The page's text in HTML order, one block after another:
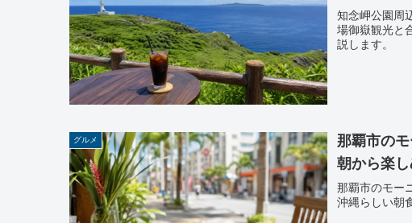
知念岬公園周
場御嶽観光と
説します。
グルメ
那覇市の
朝から楽
那覇市のモー
沖縄らしい朝